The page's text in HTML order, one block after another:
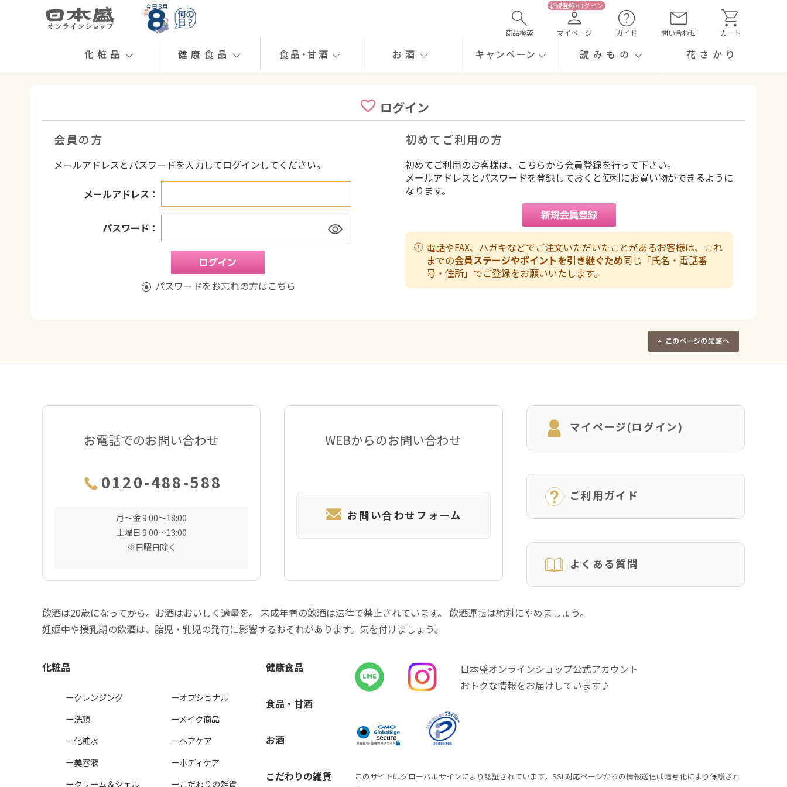
今日 8月
商品検索 マイページ ガイド 問い合わせ カート
化粧品 健康食品 食品・甘酒 お酒 キャンペーン 読みもの 花さかり
ログイン
会員の方
メールアドレスとパスワードを入力してログインしてください。
メールアドレス：
パスワード：
パスワードをお忘れの方はこちら
初めてご利用の方
初めてご利用のお客様は、こちらから会員登録を行って下さい。
メールアドレスとパスワードを登録しておくと便利にお買い物ができるように
なります。
電話やFAX、ハガキなどでご注文いただいたことがあるお客様は、これ
までの会員ステージやポイントを引き継ぐため同じ「氏名・電話番
号・住所」でご登録をお願いいたします。
お電話でのお問い合わせ
0120-488-588
月〜金 9:00〜18:00
土曜日 9:00〜13:00
※日曜日除く
WEBからのお問い合わせ
お問い合わせフォーム
マイページ(ログイン)
ご利用ガイド
よくある質問
飲酒は20歳になってから。お酒はおいしく適量を。 未成年者の飲酒は法律で禁止されています。 飲酒運転は絶対にやめましょう。
妊娠中や授乳期の飲酒は、胎児・乳児の発育に影響するおそれがあります。気を付けましょう。
化粧品
ークレンジング
ー洗顔
ー化粧水
ー美容液
ークリーム＆ジェル
ーオプショナル
ーメイク商品
ーヘアケア
ーボディケア
ーこだわりの雑貨
健康食品
食品・甘酒
お酒
こだわりの雑貨
日本盛オンラインショップ公式アカウント
おトクな情報をお届けしています♪
このサイトはグローバルサインにより認証されています。SSL対応ページからの情報送信は暗号化により保護され